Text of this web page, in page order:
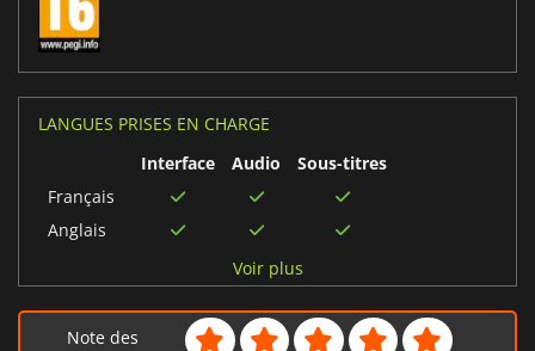
LANGUES PRISES EN CHARGE
Interface
Audio
Sous-titres
Français
Anglais
Espagnol
Voir plus
Note des